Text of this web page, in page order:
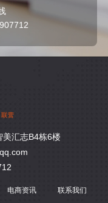
汇志B4栋6楼
电商资讯 联系我们